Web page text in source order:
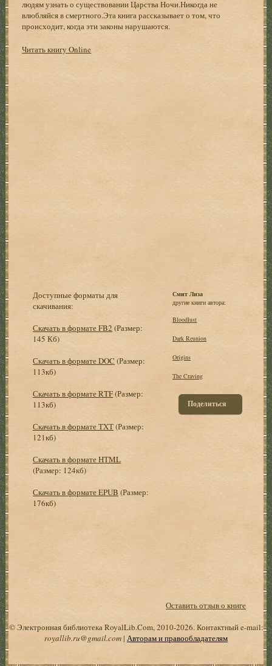
людям узнать о существовании Царства Ночи.Никогда не
влюбляйся в смертного.Эта книга рассказывает о том, что
происходит, когда эти законы нарушаются.
Читать книгу Online
Доступные форматы для
скачивания:
Скачать в формате FB2 (Размер:
145 Кб)
Скачать в формате DOC (Размер:
113кб)
Скачать в формате RTF(Размер:
113кб)
Скачать в формате TXT(Размер:
121кб)
Скачать в формате HTML
(Размер: 124кб)
Скачать в формате EPUB (Размер:
176кб)
Смит Лиза
другие книги автора:
Bloodlust
Dark Reunion
Origins
The Craving
Поделиться
Оставить отзыв о книге
© Электронная библиотека RoyalLib.Com, 2010-2026. Контактный e-mail:
royallib.ru@gmail.com| Авторам и правообладателям